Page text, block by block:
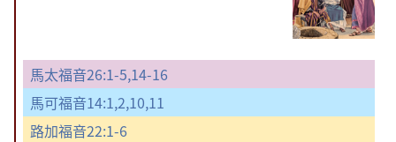
馬太福音26:1-5,14-16
馬可福音14:1,2,10,11
路加福音22:1-6